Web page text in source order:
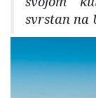
svrstan na